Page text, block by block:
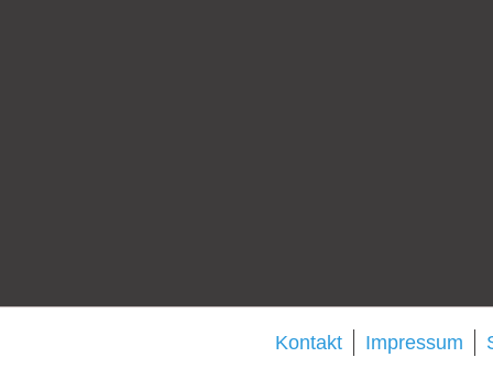
Kontakt Impressum